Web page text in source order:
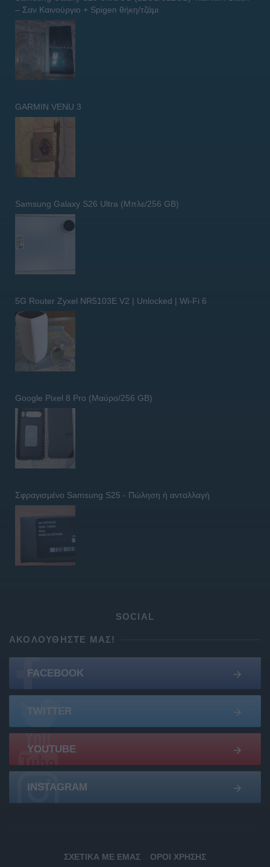
– Σαν Καινούργιο + Spigen θήκη/τζάμι
GARMIN VENU 3
Samsung Galaxy S26 Ultra (Μπλε/256 GB)
5G Router Zyxel NR5103E V2 | Unlocked | Wi-Fi 6
Google Pixel 8 Pro (Μαύρο/256 GB)
Σφραγισμένο Samsung S25 - Πώληση ή ανταλλαγή
SOCIAL
ΑΚΟΛΟΥΘΉΣΤΕ ΜΑΣ!
FACEBOOK
TWITTER
YOUTUBE
INSTAGRAM
ΣΧΕΤΙΚΆ ΜΕ ΕΜΆΣ ΌΡΟΙ ΧΡΉΣΗΣ